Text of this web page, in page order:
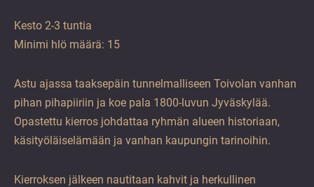
Kesto 2-3 tuntia
Minimi hlö määrä: 15
Astu ajassa taaksepäin tunnelmalliseen Toivolan vanhan
pihan pihapiiriin ja koe pala 1800-luvun Jyväskylää.
Opastettu kierros johdattaa ryhmän alueen historiaan,
käsityöläiselämään ja vanhan kaupungin tarinoihin.
Kierroksen jälkeen nautitaan kahvit ja herkullinen